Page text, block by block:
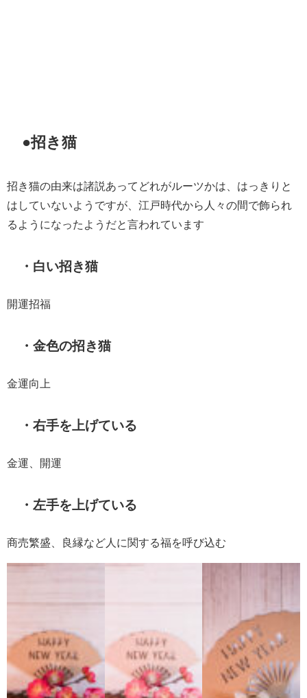
●招き猫
招き猫の由来は諸説あってどれがルーツかは、はっきりと
はしていないようですが、江戸時代から人々の間で飾られ
るようになったようだと言われています
・白い招き猫
開運招福
・金色の招き猫
金運向上
・右手を上げている
金運、開運
・左手を上げている
商売繁盛、良縁など人に関する福を呼び込む